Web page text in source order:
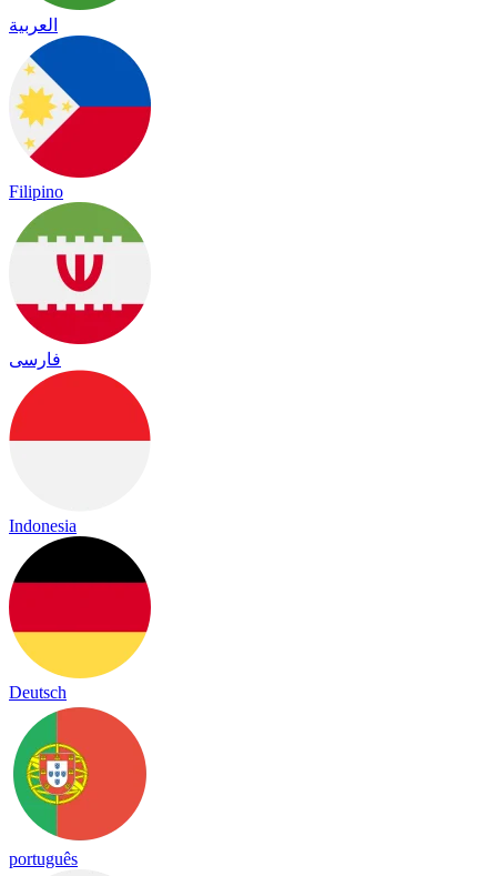
العربية
Filipino
فارسی
Indonesia
Deutsch
português